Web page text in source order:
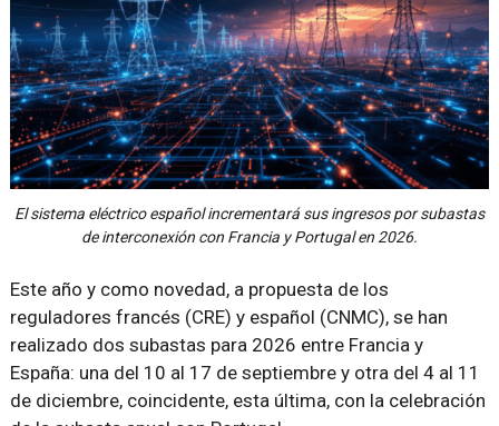
El sistema eléctrico español incrementará sus ingresos por subastas
de interconexión con Francia y Portugal en 2026.
Este año y como novedad, a propuesta de los
reguladores francés (CRE) y español (CNMC), se han
realizado dos subastas para 2026 entre Francia y
España: una del 10 al 17 de septiembre y otra del 4 al 11
de diciembre, coincidente, esta última, con la celebración